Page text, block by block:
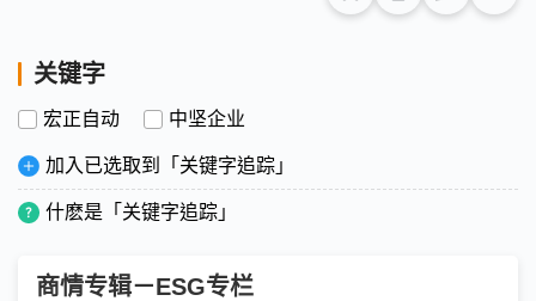
关键字
宏正自动 中坚企业
加入已选取到「关键字追踪」
什麽是「关键字追踪」
商情专辑－ESG专栏